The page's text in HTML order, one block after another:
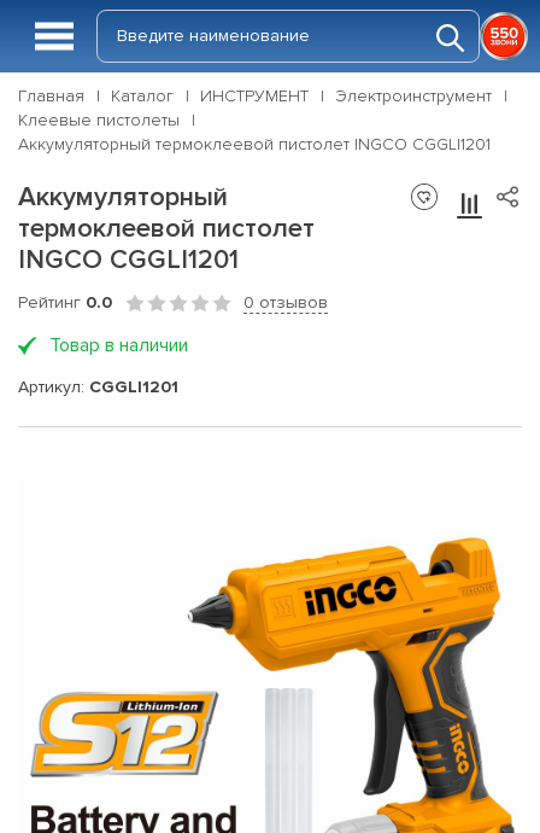
Главная Каталог ИНСТРУМЕНТ
Электроинструмент
Клеевые пистолеты
Аккумуляторный термоклеевой пистолет INGCO CGGLI1201
Аккумуляторный
термоклеевой пистолет
INGCO CGGLI1201
Рейтинг 0.0 0 отзывов
Товар в наличии
Артикул: CGGLI1201